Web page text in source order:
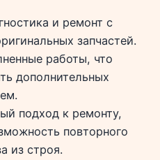
и ремонт с
запчастей.
работы, что
дополнительных
подход к ремонту,
повторного
из строя.